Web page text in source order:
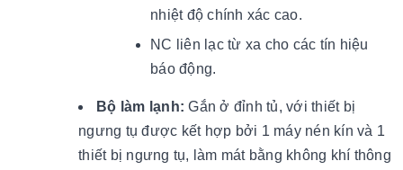
nhiệt độ chính xác cao.
NC liên lạc từ xa cho các tín hiệu
báo động.
Bộ làm lạnh: Gắn ở đỉnh tủ, với thiết bị
ngưng tụ được kết hợp bởi 1 máy nén kín và 1
thiết bị ngưng tụ, làm mát bằng không khí thông